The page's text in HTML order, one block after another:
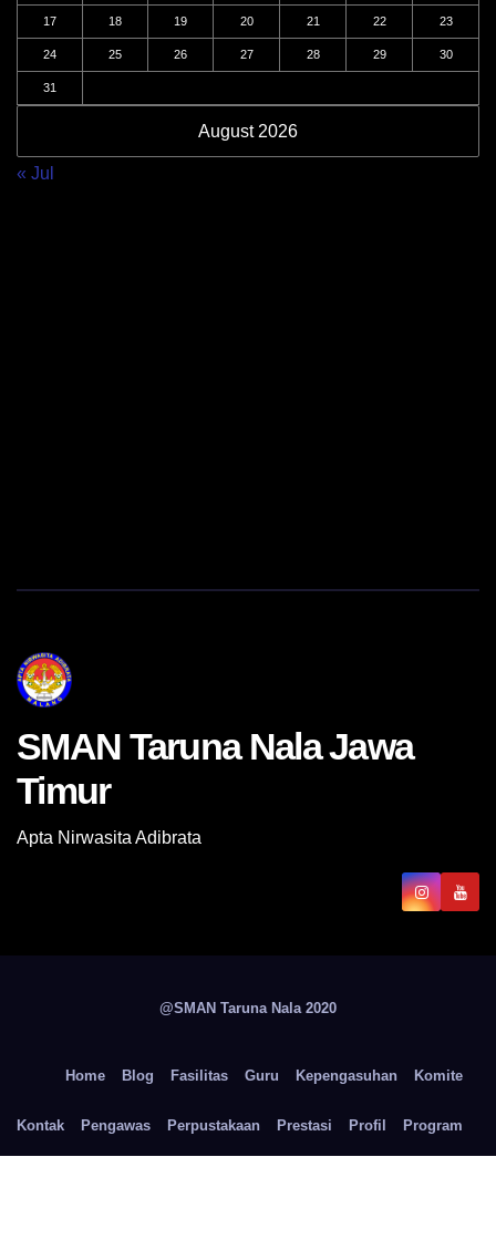
August 2026
17 18 19 20 21 22 23
24 25 26 27 28 29 30
31
« Jul
SMAN Taruna Nala Jawa
Timur
Apta Nirwasita Adibrata
@SMAN Taruna Nala 2020
Home Blog Fasilitas Guru Kepengasuhan Komite
Kontak Pengawas Perpustakaan Prestasi Profil Program